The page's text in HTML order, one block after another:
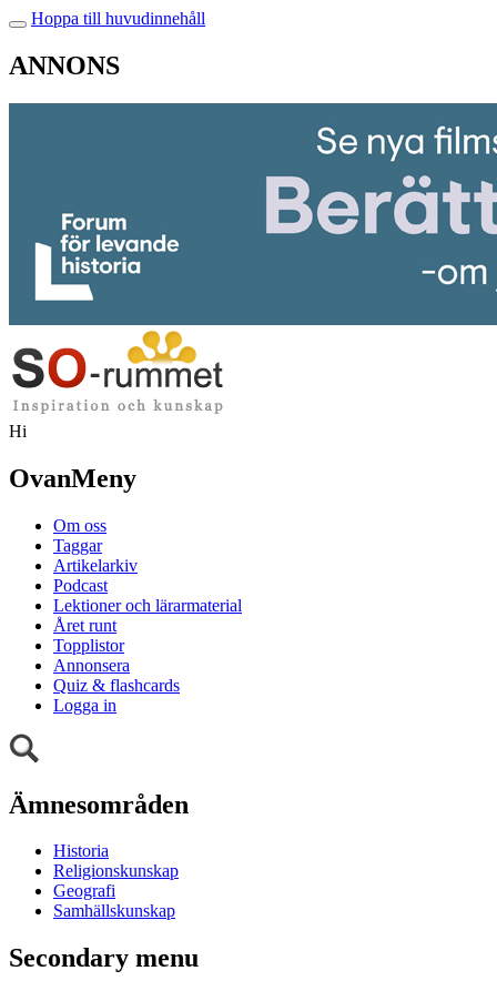
Hoppa till huvudinnehåll
ANNONS
Hi
OvanMeny
Om oss
Taggar
Artikelarkiv
Podcast
Lektioner och lärarmaterial
Året runt
Topplistor
Annonsera
Quiz & flashcards
Logga in
Ämnesområden
Historia
Religionskunskap
Geografi
Samhällskunskap
Secondary menu